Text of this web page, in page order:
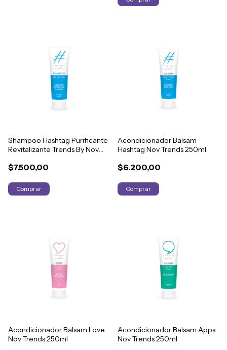
Shampoo Hashtag Purificante
Revitalizante Trends By Nov
$7.500,00
Acondicionador Balsam
Hashtag Nov Trends 250ml
$6.200,00
Acondicionador Balsam Love
Nov Trends 250ml
Acondicionador Balsam Apps
Nov Trends 250ml